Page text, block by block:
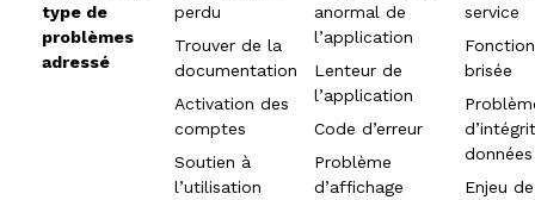
type de
problèmes
adressé
perdu
Trouver de la
documentation
Activation des
comptes
Soutien à
l’utilisation
anormal de
l’application
Lenteur de
l’application
Code d’erreur
Problème
d’affichage
service
brisée
données
Enjeu de